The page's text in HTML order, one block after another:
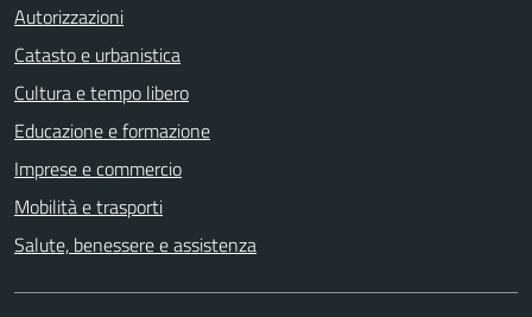
Autorizzazioni
Catasto e urbanistica
Cultura e tempo libero
Educazione e formazione
Imprese e commercio
Mobilità e trasporti
Salute, benessere e assistenza